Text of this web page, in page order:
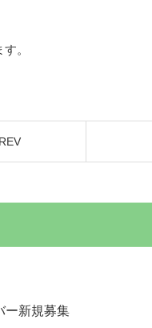
。
ー新規募集